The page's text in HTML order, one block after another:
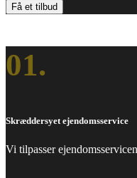
Få et tilbud
01.
Skræddersyet ejendomsservice
Vi tilpasser